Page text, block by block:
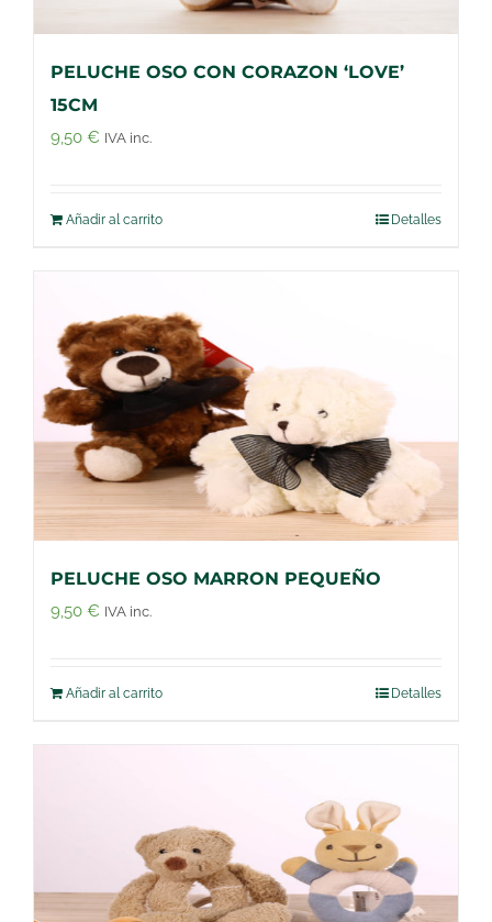
PELUCHE OSO CON CORAZON ‘LOVE’
15CM
9,50 € IVA inc.
Añadir al carrito Detalles
PELUCHE OSO MARRON PEQUEÑO
9,50 € IVA inc.
Añadir al carrito Detalles